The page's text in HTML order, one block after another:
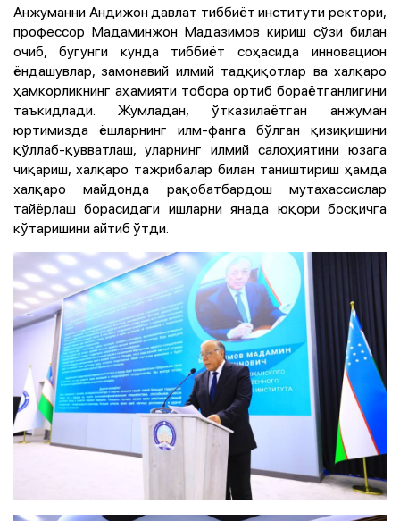
Анжуманни Андижон давлат тиббиёт институти ректори,
профессор Мадаминжон Мадазимов кириш сўзи билан
очиб, бугунги кунда тиббиёт соҳасида инновацион
ёндашувлар, замонавий илмий тадқиқотлар ва халқаро
ҳамкорликнинг аҳамияти тобора ортиб бораётганлигини
таъкидлади. Жумладан, ўтказилаётган анжуман
юртимизда ёшларнинг илм-фанга бўлган қизиқишини
қўллаб-қувватлаш, уларнинг илмий салоҳиятини юзага
чиқариш, халқаро тажрибалар билан таништириш ҳамда
халқаро майдонда рақобатбардош мутахассислар
тайёрлаш борасидаги ишларни янада юқори босқичга
кўтаришини айтиб ўтди.